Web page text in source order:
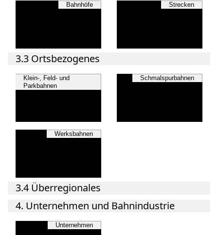
Bahnhöfe Strecken
3.3 Ortsbezogenes
Klein-, Feld- und
Parkbahnen
Schmalspurbahnen
Werksbahnen
3.4 Überregionales
4. Unternehmen und Bahnindustrie
Unternehmen